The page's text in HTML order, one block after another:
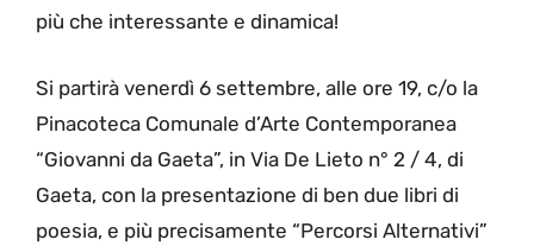
più che interessante e dinamica!
Si partirà venerdì 6 settembre, alle ore 19, c/o la
Pinacoteca Comunale d’Arte Contemporanea
“Giovanni da Gaeta”, in Via De Lieto n° 2 / 4, di
Gaeta, con la presentazione di ben due libri di
poesia, e più precisamente “Percorsi Alternativi”